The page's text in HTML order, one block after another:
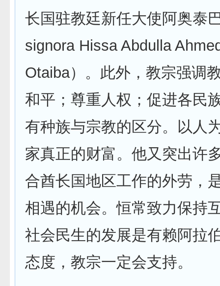
长国驻教廷新任大使阿奥泰
signora Hissa Abdulla
Otaiba）。此外，教宗强调
和平；尊重人权；促进各民
有种族与宗教的区分。以人
家真正的财富。他又突出许
合酋长国地区工作的外劳，
相遇的机会。恒常致力保持
社会民生的发展是有赖阿拉
态度，教宗一定会支持。